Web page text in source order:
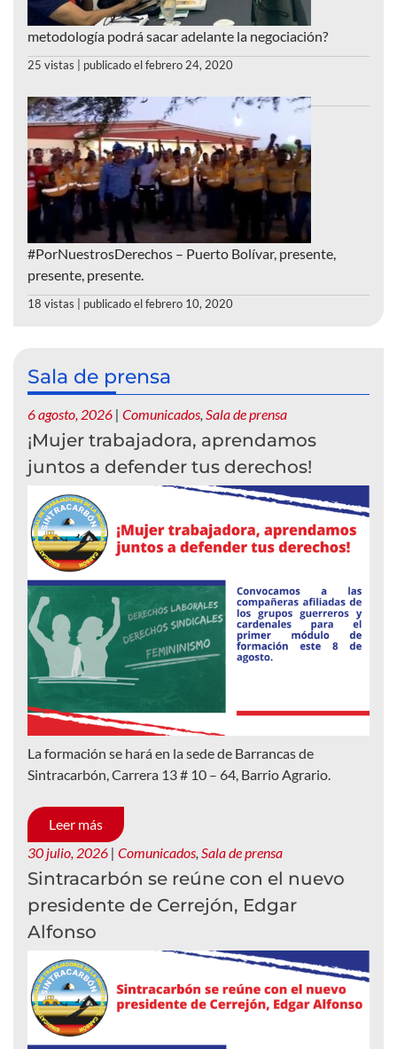
metodología podrá sacar adelante la negociación?
25 vistas publicado el febrero 24, 2020
#PorNuestrosDerechos – Puerto Bolívar, presente,
presente, presente.
18 vistas publicado el febrero 10, 2020
Sala de prensa
6 agosto, 2026 | Comunicados, Sala de prensa
¡Mujer trabajadora, aprendamos
juntos a defender tus derechos!
La formación se hará en la sede de Barrancas de
Sintracarbón, Carrera 13 # 10 – 64, Barrio Agrario.
Leer más
30 julio, 2026 | Comunicados Sala de prensa
Sintracarbón se reúne con el nuevo
presidente de Cerrejón, Edgar
Alfonso